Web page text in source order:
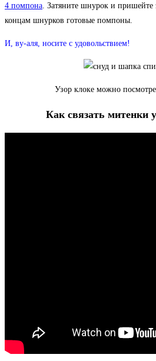
4 помпона. Затяните шнурок и пришейте
концам шнурков готовые помпоны.
И, ву-аля, носите с удовольствием!
Узор клоке можно
Как связать митенки